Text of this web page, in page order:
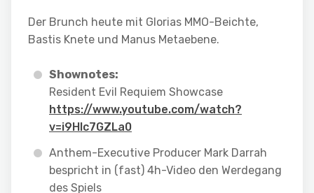
Der Brunch heute mit Glorias MMO-Beichte,
Bastis Knete und Manus Metaebene.
Shownotes:
Resident Evil Requiem Showcase
https://www.youtube.com/watch?
v=i9HIc7GZLa0
Anthem-Executive Producer Mark Darrah
bespricht in (fast) 4h-Video den Werdegang
des Spiels